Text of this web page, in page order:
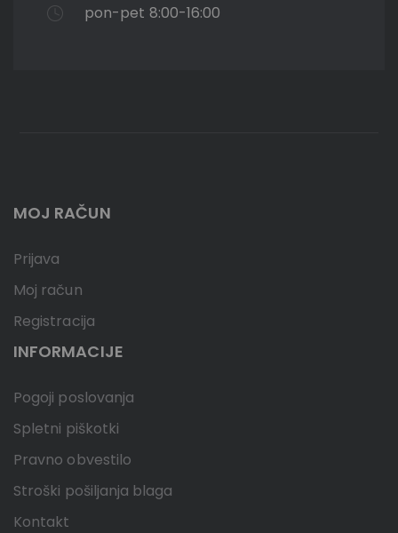
pon-pet 8:00-16:00
MOJ RAČUN
Prijava
Moj račun
Registracija
INFORMACIJE
Pogoji poslovanja
Spletni piškotki
Pravno obvestilo
Stroški pošiljanja blaga
Kontakt